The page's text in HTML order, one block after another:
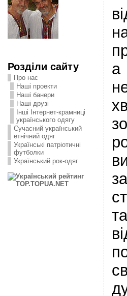
Розділи сайту
Про нас
Наші проекти
Наші банери
Наші друзі
Інші Інтернет-крамниці
українського одягу
Сучасний український
етнічний одяг
Українські патріотичні
футболки
Український рок-одяг
а